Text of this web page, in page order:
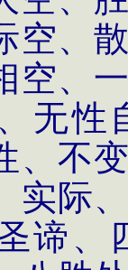
空、
空、
无性
、不
实际
谛、